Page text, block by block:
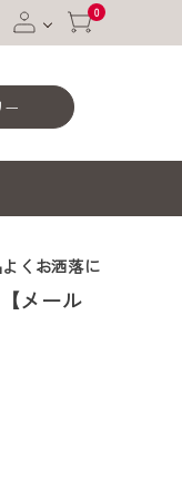
会員登録
0
くお洒落に
メール